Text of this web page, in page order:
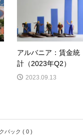
アルバニア：賃金統
計（2023年Q2）
2023.09.13
バック ( 0 )